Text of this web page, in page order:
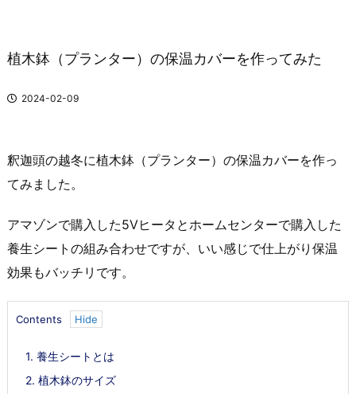
植木鉢（プランター）の保温カバーを作ってみた
2024-02-09
釈迦頭の越冬に植木鉢（プランター）の保温カバーを作っ
てみました。
アマゾンで購入した5Vヒータとホームセンターで購入した
養生シートの組み合わせですが、いい感じで仕上がり保温
効果もバッチリです。
Contents
1. 養生シートとは
2. 植木鉢のサイズ